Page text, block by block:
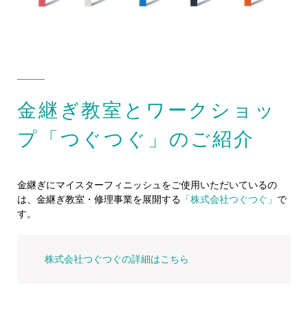
金継ぎ教室とワークショッ
プ「つぐつぐ」のご紹介
金継ぎにマイスターフィニッシュをご使用いただいているの
は、金継ぎ教室・修理事業を展開する 「株式会社つぐつぐ」 で
す。
株式会社つぐつぐの詳細はこちら